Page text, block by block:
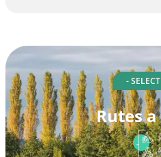
-
Rutes